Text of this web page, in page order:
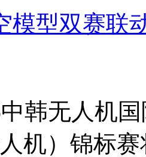
模型双赛联
无人机国
机）锦标